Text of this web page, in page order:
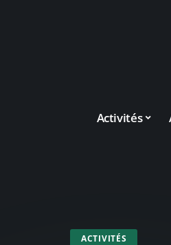
Activités
ACTIVITÉS